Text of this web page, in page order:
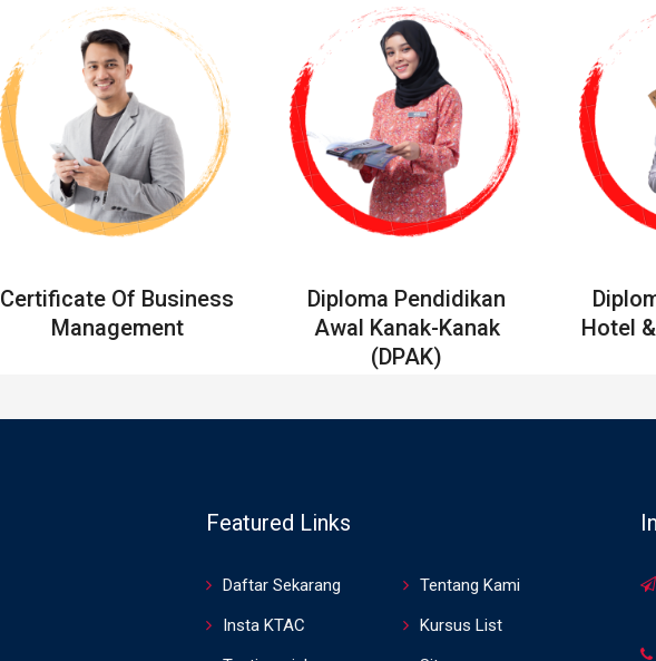
Diploma Pendidikan
Awal Kanak-Kanak
(DPAK)
Hotel
Certificate Of Business
Management
Featured Links
Daftar Sekarang
Tentang Kami
Insta KTAC
Kursus List